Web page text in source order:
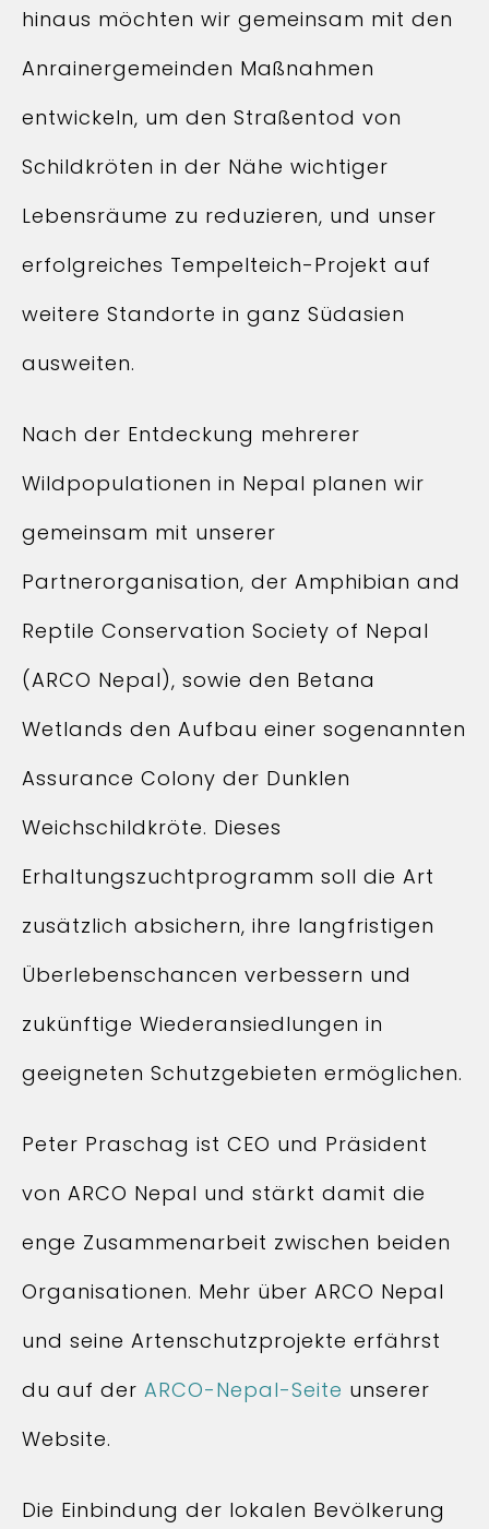
hinaus möchten wir gemeinsam mit den
Anrainergemeinden Maßnahmen
entwickeln, um den Straßentod von
Schildkröten in der Nähe wichtiger
Lebensräume zu reduzieren, und unser
erfolgreiches Tempelteich-Projekt auf
weitere Standorte in ganz Südasien
ausweiten.
Nach der Entdeckung mehrerer
Wildpopulationen in Nepal planen wir
gemeinsam mit unserer
Partnerorganisation, der Amphibian and
Reptile Conservation Society of Nepal
(ARCO Nepal), sowie den Betana
Wetlands den Aufbau einer sogenannten
Assurance Colony der Dunklen
Weichschildkröte. Dieses
Erhaltungszuchtprogramm soll die Art
zusätzlich absichern, ihre langfristigen
Überlebenschancen verbessern und
zukünftige Wiederansiedlungen in
geeigneten Schutzgebieten ermöglichen.
Peter Praschag ist CEO und Präsident
von ARCO Nepal und stärkt damit die
enge Zusammenarbeit zwischen beiden
Organisationen. Mehr über ARCO Nepal
und seine Artenschutzprojekte erfährst
du auf der ARCO-Nepal-Seite unserer
Website.
Die Einbindung der lokalen Bevölkerung